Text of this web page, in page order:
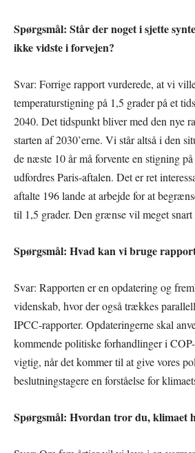
Spørgsmål: Står der noget i sjette
ikke vidste i forvejen?
Svar: Forrige rapport vurderede, at vi
temperaturstigning på 1,5 grader på et
2040. Det tidspunkt bliver med den nye
starten af 2030’erne. Vi står altså i den
de næste 10 år må forvente en stigning
udfordres Paris-aftalen. Det er ret
aftalte 196 lande at arbejde for at
til 1,5 grader. Den grænse vil meget snart
Spørgsmål: Hvad kan vi bruge
Svar: Rapporten er en opdatering og
videnskab, hvor der også trækkes
IPCC-rapporter. Opdateringerne skal
kommende politiske forhandlinger i
vigtig, når det kommer til at give vores
beslutningstagere en forståelse for
Spørgsmål: Hvordan tror du, klimaet